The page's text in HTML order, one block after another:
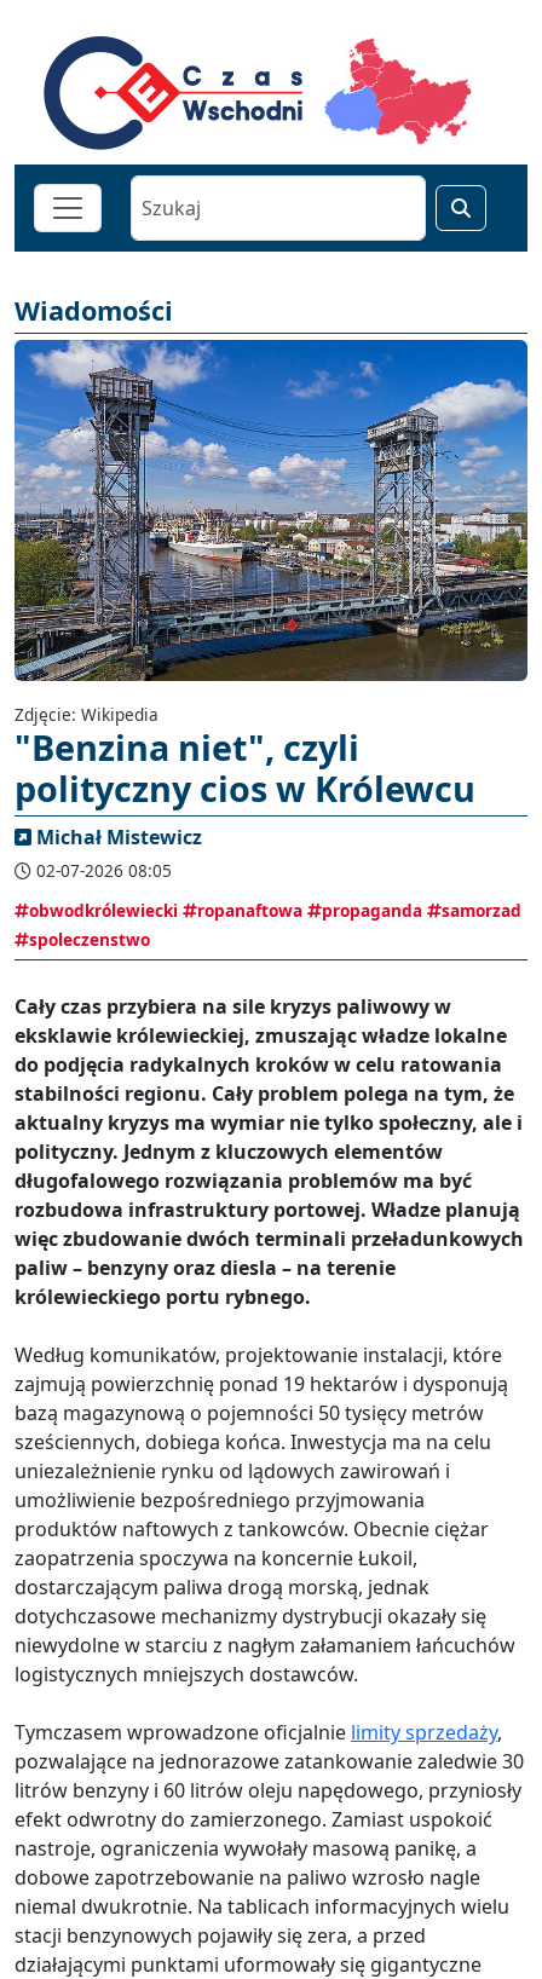
Wiadomości
Zdjęcie: Wikipedia
"Benzina niet", czyli
polityczny cios w Królewcu
Michał Mistewicz
02-07-2026 08:05
obwodkrólewiecki
ropanaftowa propaganda
samorzad
spoleczenstwo
Cały czas przybiera na sile kryzys paliwowy w
eksklawie królewieckiej, zmuszając władze lokalne
do podjęcia radykalnych kroków w celu ratowania
stabilności regionu. Cały problem polega na tym, że
aktualny kryzys ma wymiar nie tylko społeczny, ale i
polityczny. Jednym z kluczowych elementów
długofalowego rozwiązania problemów ma być
rozbudowa infrastruktury portowej. Władze planują
więc zbudowanie dwóch terminali przeładunkowych
paliw – benzyny oraz diesla – na terenie
królewieckiego portu rybnego.
Według komunikatów, projektowanie instalacji, które
zajmują powierzchnię ponad 19 hektarów i dysponują
bazą magazynową o pojemności 50 tysięcy metrów
sześciennych, dobiega końca. Inwestycja ma na celu
uniezależnienie rynku od lądowych zawirowań i
umożliwienie bezpośredniego przyjmowania
produktów naftowych z tankowców. Obecnie ciężar
zaopatrzenia spoczywa na koncernie Łukoil,
dostarczającym paliwa drogą morską, jednak
dotychczasowe mechanizmy dystrybucji okazały się
niewydolne w starciu z nagłym załamaniem łańcuchów
logistycznych mniejszych dostawców.
Tymczasem wprowadzone oficjalnie limity sprzedaży,
pozwalające na jednorazowe zatankowanie zaledwie 30
litrów benzyny i 60 litrów oleju napędowego, przyniosły
efekt odwrotny do zamierzonego. Zamiast uspokoić
nastroje, ograniczenia wywołały masową panikę, a
dobowe zapotrzebowanie na paliwo wzrosło nagle
niemal dwukrotnie. Na tablicach informacyjnych wielu
stacji benzynowych pojawiły się zera, a przed
działającymi punktami uformowały się gigantyczne